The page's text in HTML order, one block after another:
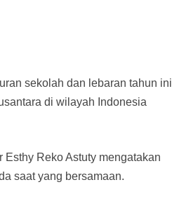
sekolah dan lebaran tahun ini
di wilayah Indonesia
Reko Astuty mengatakan
saat yang bersamaan.